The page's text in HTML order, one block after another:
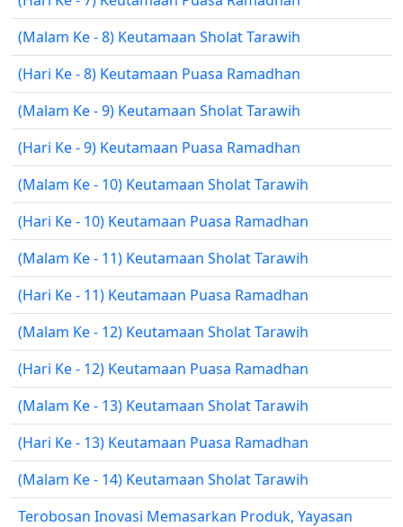
(Malam Ke - 8) Keutamaan Sholat Tarawih
(Hari Ke - 8) Keutamaan Puasa Ramadhan
(Malam Ke - 9) Keutamaan Sholat Tarawih
(Hari Ke - 9) Keutamaan Puasa Ramadhan
(Malam Ke - 10) Keutamaan Sholat Tarawih
(Hari Ke - 10) Keutamaan Puasa Ramadhan
(Malam Ke - 11) Keutamaan Sholat Tarawih
(Hari Ke - 11) Keutamaan Puasa Ramadhan
(Malam Ke - 12) Keutamaan Sholat Tarawih
(Hari Ke - 12) Keutamaan Puasa Ramadhan
(Malam Ke - 13) Keutamaan Sholat Tarawih
(Hari Ke - 13) Keutamaan Puasa Ramadhan
(Malam Ke - 14) Keutamaan Sholat Tarawih
Terobosan Inovasi Memasarkan Produk, Yayasan